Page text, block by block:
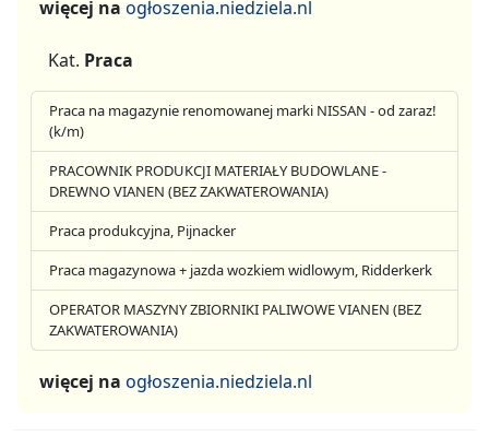
więcej na ogłoszenia.niedziela.nl
Kat. Praca
Praca na magazynie renomowanej marki NISSAN - od zaraz!
(k/m)
PRACOWNIK PRODUKCJI MATERIAŁY BUDOWLANE -
DREWNO VIANEN (BEZ ZAKWATEROWANIA)
Praca produkcyjna, Pijnacker
Praca magazynowa + jazda wozkiem widlowym, Ridderkerk
OPERATOR MASZYNY ZBIORNIKI PALIWOWE VIANEN (BEZ
ZAKWATEROWANIA)
więcej na ogłoszenia.niedziela.nl